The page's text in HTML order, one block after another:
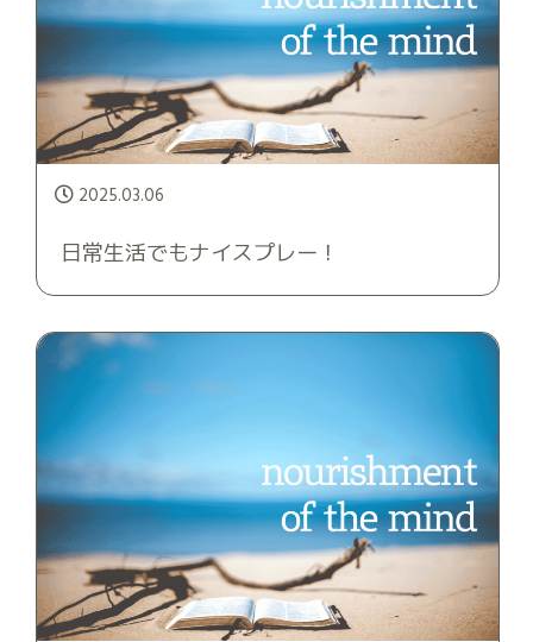
2025.03.06
日常生活でもナイスプレー！